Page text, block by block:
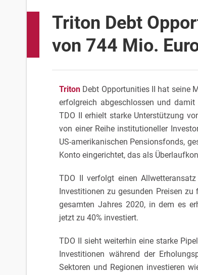
Triton Debt
von 744 Mio.
Triton Debt Opportunities II hat seine
erfolgreich abgeschlossen und
TDO II erhielt starke Unterstützung
von einer Reihe institutioneller
US-amerikanischen Pensionsfonds,
Konto eingerichtet, das als
TDO II verfolgt einen
Investitionen zu gesunden Preisen
gesamten Jahres 2020, in dem es
jetzt zu 40% investiert.
TDO II sieht weiterhin eine starke
Investitionen während der
Sektoren und Regionen investieren